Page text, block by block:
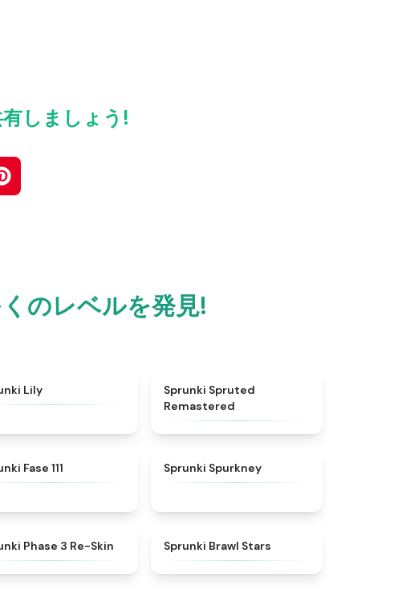
しましょう!
のレベルを発見!
Lily
Sprunki Spruted
Remastered
Fase 111 Sprunki Spurkney
★
Phase 3 Re-Skin Sprunki Brawl Stars